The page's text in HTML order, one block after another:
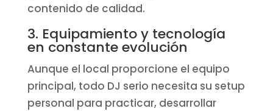
contenido de calidad.
3. Equipamiento y tecnología
en constante evolución
Aunque el local proporcione el equipo
principal, todo DJ serio necesita su setup
personal para practicar, desarrollar